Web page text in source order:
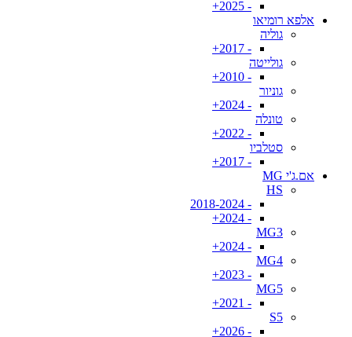
- 2025+
אלפא רומיאו
גוליה
- 2017+
גולייטה
- 2010+
גוניור
- 2024+
טונלה
- 2022+
סטלביו
- 2017+
אם.ג'י MG
HS
- 2018-2024
- 2024+
MG3
- 2024+
MG4
- 2023+
MG5
- 2021+
S5
- 2026+